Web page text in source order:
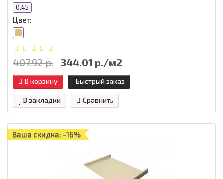
0.45
Цвет:
407.92 р. 344.01 р./м2
В корзину Быстрый заказ
В закладки Сравнить
Ваша скидка: -16%